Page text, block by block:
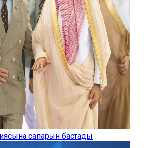
сапарын бастады